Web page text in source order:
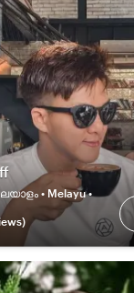
• Melayu •
s)